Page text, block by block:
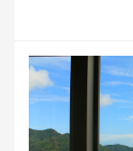
朝食は、朝の海を
慌ただしい日常か
ここで迎える朝が
※お食事は皆様同
一品一品を丁寧に
ただけますと幸い